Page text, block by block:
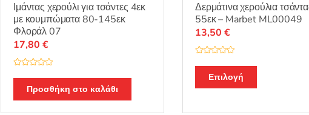
Ιμάντας χερούλι για τσάντες 4εκ
με κουμπώματα 80-145εκ
Φλοράλ 07
α
ο
17,80 €
Προσθήκη στο καλάθι
Δερμάτινα χερούλια
55εκ – Marbet ML00049
α
ο
γ
13,50 €
Επιλογή
το